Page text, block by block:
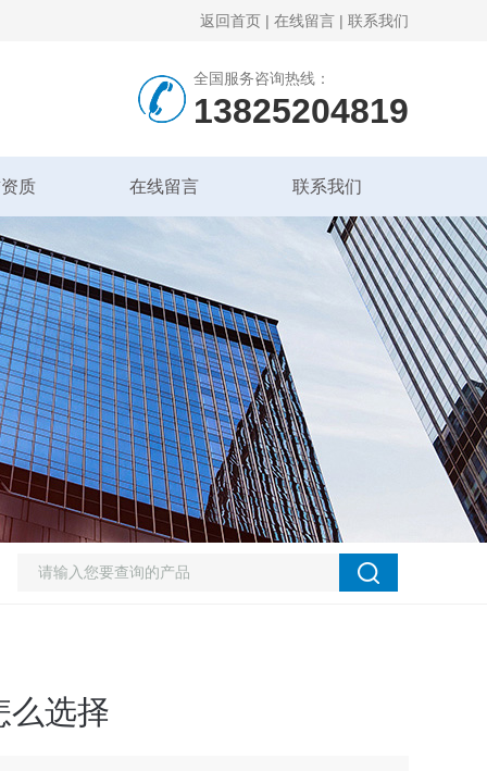
返回首页 | 在线留言 | 联系我们
全国服务咨询热线：
13825204819
质 在线留言 联系我们
么选择